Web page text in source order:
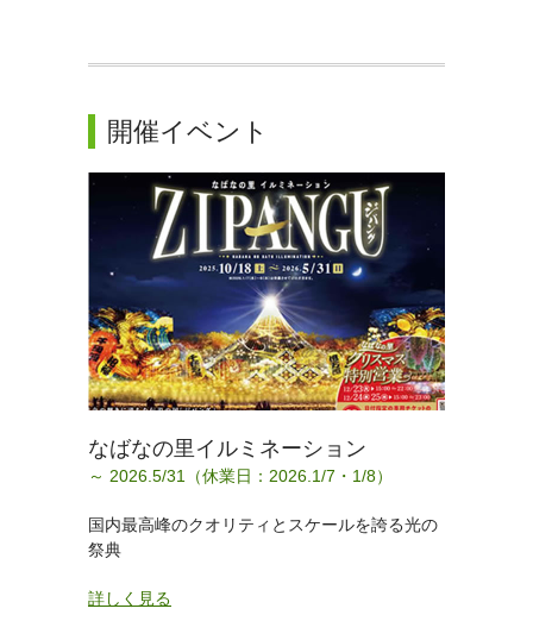
開催イベント
なばなの里イルミネーション
～ 2026.5/31（休業日：2026.1/7・1/8）
国内最高峰のクオリティとスケールを誇る光の
祭典
詳しく見る